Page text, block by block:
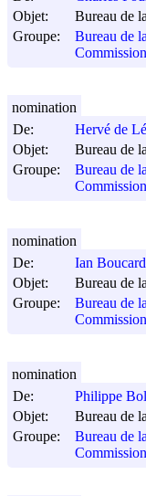
Objet:
Bureau de
Groupe:
Bureau de
De:
Hervé de
Objet:
Bureau de
Groupe:
Bureau de
nomination
De:
Ian Boucard
Objet:
Bureau de
Groupe:
Bureau de
nomination
De:
Philippe
Objet:
Bureau de
Groupe:
Bureau de
nomination